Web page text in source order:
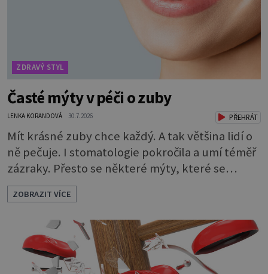
ZDRAVÝ STYL
Časté mýty v péči o zuby
LENKA KORANDOVÁ 30.7.2026 PŘEHRÁT
Mít krásné zuby chce každý. A tak většina lidí o
ně pečuje. I stomatologie pokročila a umí téměř
zázraky. Přesto se některé mýty, které se
tradují, nedaří vyvrátit. Které? Večer místo
čištění snězte jablko Jedna z nejoblíbenějších
pověr už z časů našich babiček, kterou se
rozhodně nevyplatí praktikovat. Jablko
opravdu zuby nevyčistí. Obsahuje sacharidy,
které bakterie v ústech pře
ZOBRAZIT VÍCE